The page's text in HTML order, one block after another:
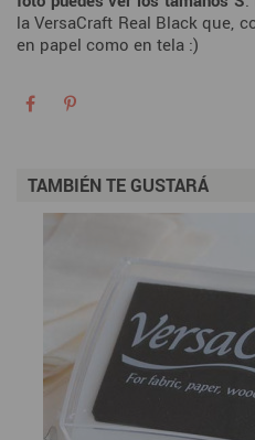
la VersaCraft Real Black que,
en papel como en tela :)
TAMBIÉN TE GUSTARÁ